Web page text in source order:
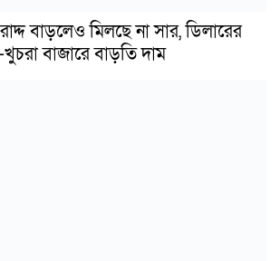
বাড়লেও মিলছে না সার, ডিলারের
বাজারে বাড়তি দাম